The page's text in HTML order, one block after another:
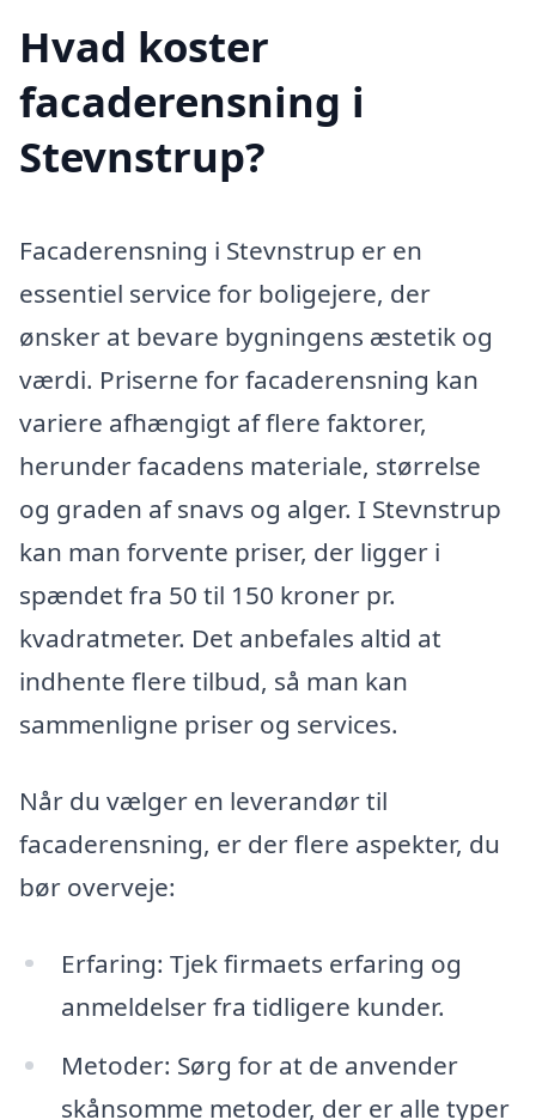
Hvad koster
facaderensning i
Stevnstrup?
Facaderensning i Stevnstrup er en
essentiel service for boligejere, der
ønsker at bevare bygningens æstetik og
værdi. Priserne for facaderensning kan
variere afhængigt af flere faktorer,
herunder facadens materiale, størrelse
og graden af snavs og alger. I Stevnstrup
kan man forvente priser, der ligger i
spændet fra 50 til 150 kroner pr.
kvadratmeter. Det anbefales altid at
indhente flere tilbud, så man kan
sammenligne priser og services.
Når du vælger en leverandør til
facaderensning, er der flere aspekter, du
bør overveje:
Erfaring: Tjek firmaets erfaring og
anmeldelser fra tidligere kunder.
Metoder: Sørg for at de anvender
skånsomme metoder, der er alle typer